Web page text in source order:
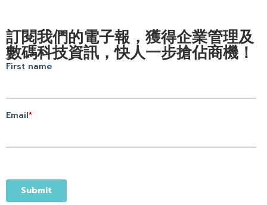
訂閱我們的電子報，獲得企業管理及
數碼科技資訊，快人一步搶佔商機！